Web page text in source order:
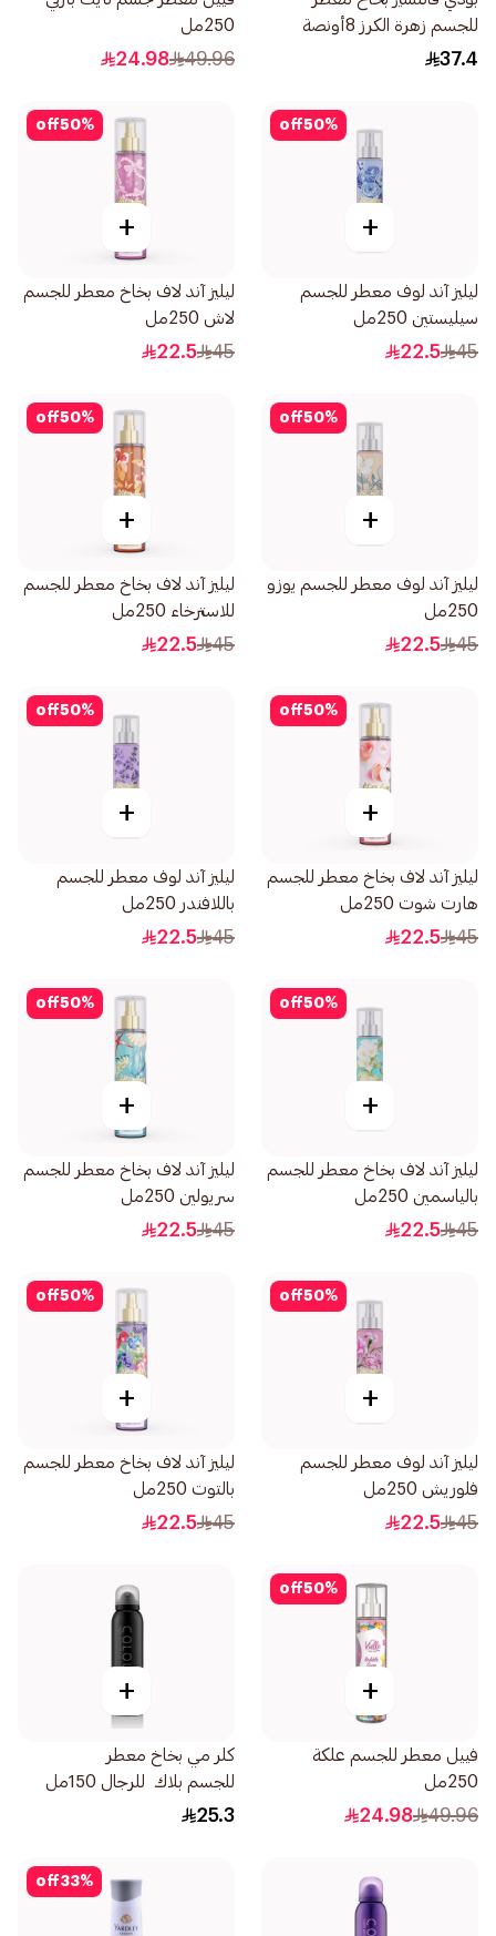
للجسم زهرة الكرز 8أونصة
37.4
250مل
49.96
24.98
50%
off
+
ليليز آند لوف معطر للجسم
سيليستين 250مل
45
22.5
50%
off
+
ليليز آند لاف بخاخ معطر للجسم
لاش 250مل
45
22.5
50%
off
+
ليليز آند لوف معطر للجسم يوزو
250مل
45
22.5
50%
off
+
ليليز آند لاف بخاخ معطر للجسم
للاسترخاء 250مل
45
22.5
50%
off
+
ليليز آند لاف بخاخ معطر للجسم
هارت شوت 250مل
45
22.5
50%
off
+
ليليز آند لوف معطر للجسم
باللافندر 250مل
45
22.5
50%
off
+
ليليز آند لاف بخاخ معطر للجسم
بالياسمين 250مل
45
22.5
50%
off
+
ليليز آند لاف بخاخ معطر للجسم
سريولين 250مل
45
22.5
50%
off
+
ليليز آند لوف معطر للجسم
فلوريش 250مل
45
22.5
50%
off
+
ليليز آند لاف بخاخ معطر للجسم
بالتوت 250مل
45
22.5
50%
off
+
فييل معطر للجسم علكة
250مل
49.96
24.98
+
كلر مي بخاخ معطر
للجسم بلاك للرجال 150مل
25.3
33%
off